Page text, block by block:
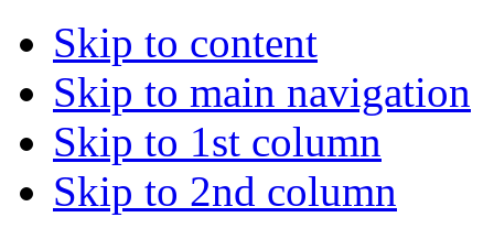
Skip to content
Skip to main navigation
Skip to 1st column
Skip to 2nd column